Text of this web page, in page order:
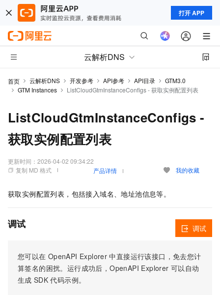
打开 APP
云解析DNS
首页 云解析DNS 开发参考 API参考 API目录
GTM3.0
GTM Instances
ListCloudGtmInstanceConfigs - 获取实例配置列表
ListCloudGtmInstanceConfigs -
获取实例配置列表
更新时间： 2026-04-02 09:34:22
复制 MD 格式
产品详情 我的收藏
获取实例配置列表，包括接入域名、地址池信息等。
调试
您可以在 OpenAPI Explorer 中直接运行该接口，免去您计
算签名的困扰。运行成功后，OpenAPI Explorer 可以自动
生成 SDK 代码示例。
调试